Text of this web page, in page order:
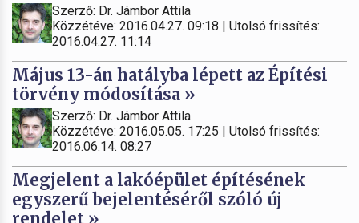
Szerző: Dr. Jámbor Attila
Közzétéve: 2016.04.27. 09:18 | Utolsó frissítés:
2016.04.27. 11:14
Május 13-án hatályba lépett az Építési
törvény módosítása »
Szerző: Dr. Jámbor Attila
Közzétéve: 2016.05.05. 17:25 | Utolsó frissítés:
2016.06.14. 08:27
Megjelent a lakóépület építésének
egyszerű bejelentéséről szóló új
rendelet »